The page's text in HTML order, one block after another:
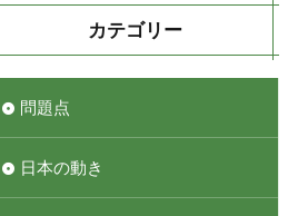
カテゴリー
問題点
日本の動き